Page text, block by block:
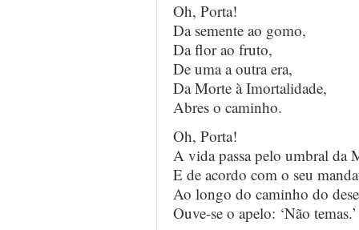
Oh, Porta!
Da semente ao gomo,
Da flor ao fruto,
De uma a outra era,
Da Morte à Imortalidade,
Abres o caminho.
Oh, Porta!
A vida passa pelo umbral da
E de acordo com o seu
Ao longo do caminho do
Ouve-se o apelo: ‘Não temas.’